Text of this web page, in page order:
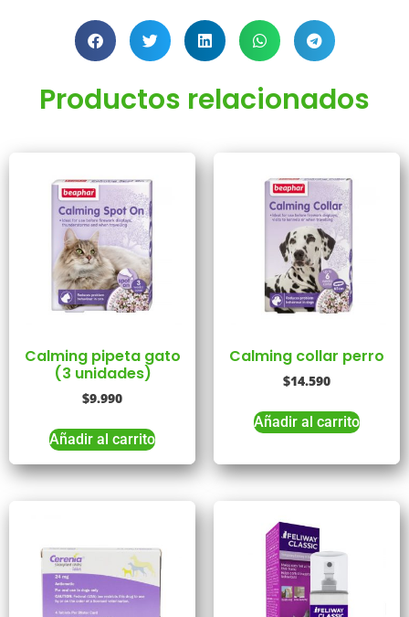
Productos relacionados
Calming pipeta gato
(3 unidades)
$9.990
Añadir al carrito
Calming collar perro
$14.590
Añadir al carrito